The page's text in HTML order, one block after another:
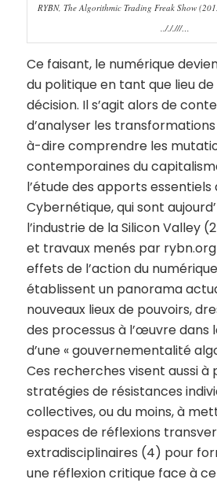
RYBN, The Algorithmic Trading Freak Show
../././//…
Ce faisant, le numérique
du politique en tant que lieu
décision. Il s’agit alors de
d’analyser les
à-dire comprendre les
contemporaines du
l’étude des apports
Cybernétique, qui sont
l’industrie de la Silicon Valley
et travaux menés par
effets de l’action du
établissent un panorama
nouveaux lieux de pouvoirs,
des processus à l’œuvre dans
d’une « gouvernementalité
Ces recherches visent aussi à
stratégies de résistances
collectives, ou du moins, à
espaces de réflexions
extradisciplinaires (4) pour
une réflexion critique face à